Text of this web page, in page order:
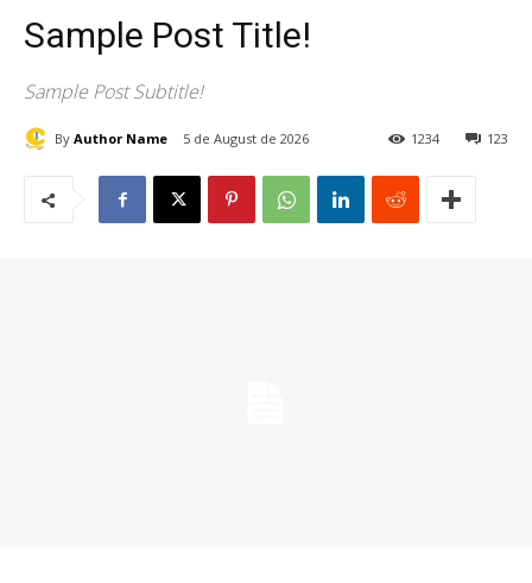
Sample Post Title!
Sample Post Subtitle!
By Author Name 5 de August de 2026 123
1234